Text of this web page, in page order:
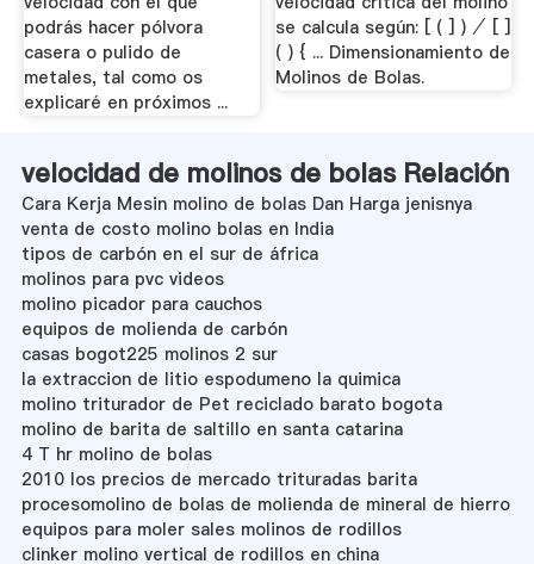
podrás hacer pólvora
casera o pulido de
metales, tal como os
explicaré en próximos ...
se calcula según: [ ( ] ) ⁄ [ ]
( ) { ... Dimensionamiento de
Molinos de Bolas.
velocidad de molinos de bolas Relación
Cara Kerja Mesin molino de bolas Dan Harga jenisnya
venta de costo molino bolas en India
tipos de carbón en el sur de áfrica
molinos para pvc videos
molino picador para cauchos
equipos de molienda de carbón
casas bogot225 molinos 2 sur
la extraccion de litio espodumeno la quimica
molino triturador de Pet reciclado barato bogota
molino de barita de saltillo en santa catarina
4 T hr molino de bolas
2010 los precios de mercado trituradas barita
procesomolino de bolas de molienda de mineral de hierro
equipos para moler sales molinos de rodillos
clinker molino vertical de rodillos en china